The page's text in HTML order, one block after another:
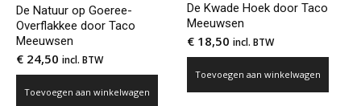
De Natuur op Goeree-
Overflakkee door Taco
Meeuwsen
€ 24,50 incl. BTW
Toevoegen aan winkelwagen
De Kwade Hoek door Taco
Meeuwsen
€ 18,50 incl. BTW
Toevoegen aan winkelwagen